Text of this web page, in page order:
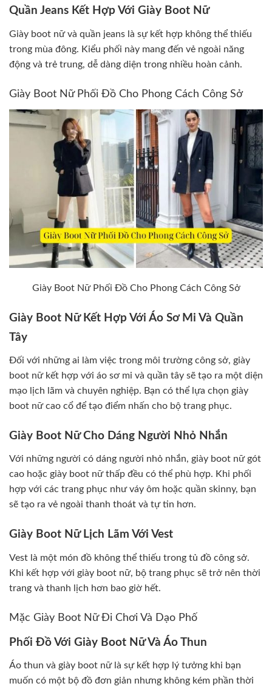
Quần Jeans Kết Hợp Với Giày Boot Nữ
Giày boot nữ và quần jeans là sự kết hợp không thể thiếu
trong mùa đông. Kiểu phối này mang đến vẻ ngoài năng
động và trẻ trung, dễ dàng diện trong nhiều hoàn cảnh.
Giày Boot Nữ Phối Đồ Cho Phong Cách Công Sở
Giày Boot Nữ Phối Đồ Cho Phong Cách Công Sở
Giày Boot Nữ Kết Hợp Với Áo Sơ Mi Và Quần
Tây
Đối với những ai làm việc trong môi trường công sở, giày
boot nữ kết hợp với áo sơ mi và quần tây sẽ tạo ra một diện
mạo lịch lãm và chuyên nghiệp. Bạn có thể lựa chọn giày
boot nữ cao cổ để tạo điểm nhấn cho bộ trang phục.
Giày Boot Nữ Cho Dáng Người Nhỏ Nhắn
Với những người có dáng người nhỏ nhắn, giày boot nữ gót
cao hoặc giày boot nữ thấp đều có thể phù hợp. Khi phối
hợp với các trang phục như váy ôm hoặc quần skinny, bạn
sẽ tạo ra vẻ ngoài thanh thoát và tự tin hơn.
Giày Boot Nữ Lịch Lãm Với Vest
Vest là một món đồ không thể thiếu trong tủ đồ công sở.
Khi kết hợp với giày boot nữ, bộ trang phục sẽ trở nên thời
trang và thanh lịch hơn bao giờ hết.
Mặc Giày Boot Nữ Đi Chơi Và Dạo Phố
Phối Đồ Với Giày Boot Nữ Và Áo Thun
Áo thun và giày boot nữ là sự kết hợp lý tưởng khi bạn
muốn có một bộ đồ đơn giản nhưng không kém phần thời